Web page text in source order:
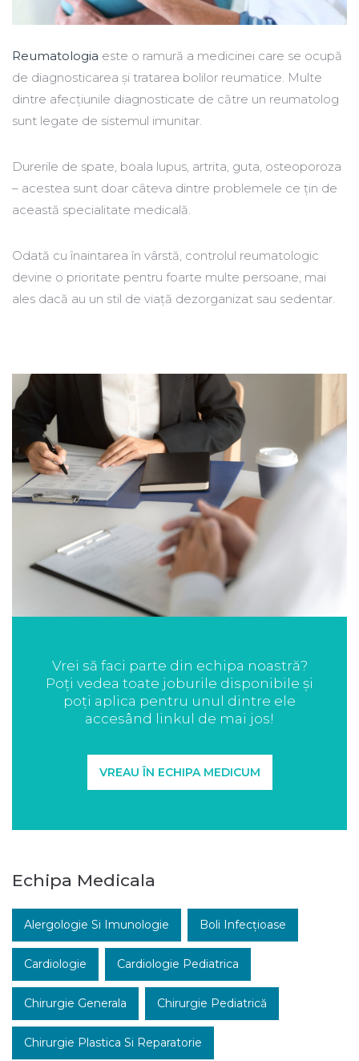
Reumatologia este o ramură a medicinei care se ocupă
de diagnosticarea și tratarea bolilor reumatice. Multe
dintre afecțiunile diagnosticate de către un reumatolog
sunt legate de sistemul imunitar.
Durerile de spate, boala lupus, artrita, guta, osteoporoza
– acestea sunt doar câteva dintre problemele ce țin de
această specialitate medicală.
Odată cu înaintarea în vârstă, controlul reumatologic
devine o prioritate pentru foarte multe persoane, mai
ales dacă au un stil de viață dezorganizat sau sedentar.
Vrei să faci parte din echipa noastră?
Poți vedea toate joburile disponibile și
poți aplica pentru unul dintre ele
accesând linkul de mai jos!
VREAU ÎN ECHIPA MEDICUM
Echipa Medicala
Alergologie Si Imunologie Boli Infecțioase
Cardiologie Cardiologie Pediatrica
Chirurgie Generala Chirurgie Pediatrică
Chirurgie Plastica Si Reparatorie